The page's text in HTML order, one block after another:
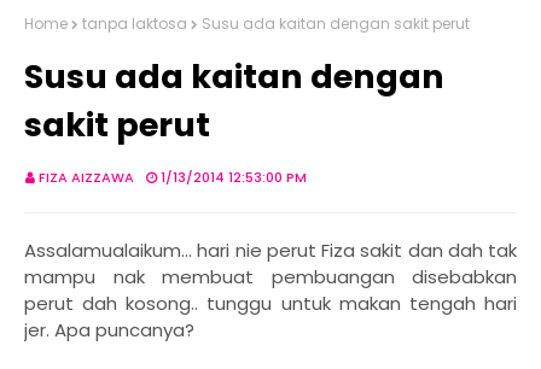
Home tanpa laktosa Susu ada kaitan dengan sakit perut
Susu ada kaitan dengan
sakit perut
FIZA AIZZAWA 1/13/2014 12:53:00 PM
Assalamualaikum... hari nie perut Fiza sakit dan dah tak
mampu nak membuat pembuangan disebabkan
perut dah kosong.. tunggu untuk makan tengah hari
jer. Apa puncanya?